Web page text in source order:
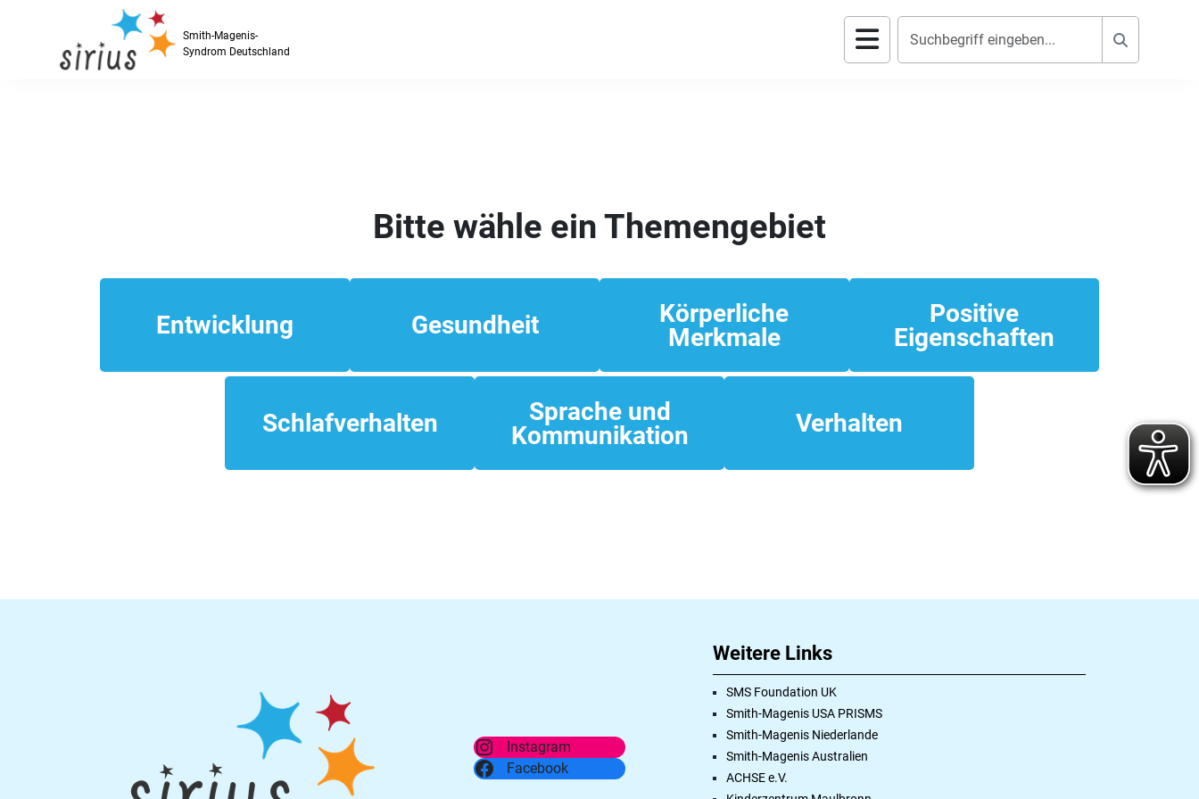
Skip to content
Smith-Magenis-
Syndrom Deutschland
Suchen
Menu
Bitte wähle ein Themengebiet
Entwicklung Gesundheit
Körperliche
Merkmale
Positive
Eigenschaften
Schlafverhalten
Sprache und
Kommunikation
Verhalten
Instagram
Facebook
Weitere Links
SMS Foundation UK
Smith-Magenis USA PRISMS
Smith-Magenis Niederlande
Smith-Magenis Australien
ACHSE e.V.